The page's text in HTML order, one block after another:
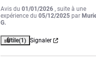
Avis du01/01/2026 , suite à une
expérience du05/12/2025 par
G.
Utile(1) Signaler